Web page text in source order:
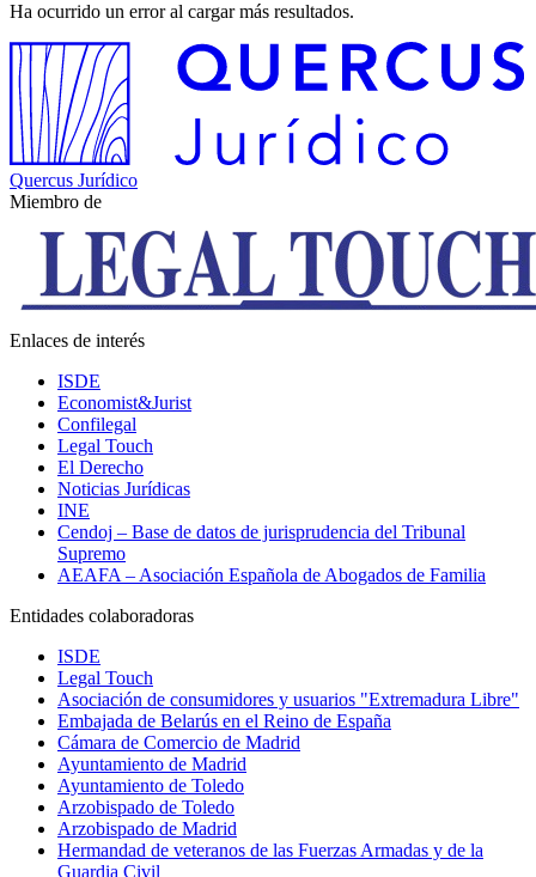
Ha ocurrido un error al cargar más resultados.
Quercus Jurídico
Miembro de
Enlaces de interés
ISDE
Economist&Jurist
Confilegal
Legal Touch
El Derecho
Noticias Jurídicas
INE
Cendoj – Base de datos de jurisprudencia del Tribunal
Supremo
AEAFA – Asociación Española de Abogados de Familia
Entidades colaboradoras
ISDE
Legal Touch
Asociación de consumidores y usuarios "Extremadura Libre"
Embajada de Belarús en el Reino de España
Cámara de Comercio de Madrid
Ayuntamiento de Madrid
Ayuntamiento de Toledo
Arzobispado de Toledo
Arzobispado de Madrid
Hermandad de veteranos de las Fuerzas Armadas y de la
Guardia Civil